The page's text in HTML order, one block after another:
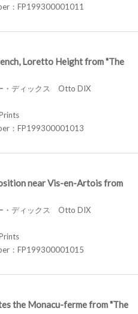
：FP199300001011
Loretto Height from "The
・ディックス Otto DIX
：FP199300001013
near Vis-en-Artois from
・ディックス Otto DIX
：FP199300001015
the Monacu-ferme from "The